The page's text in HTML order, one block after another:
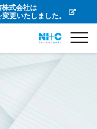
式会社は
更いたしました。